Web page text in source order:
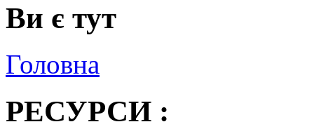
Ви є тут
Головна
РЕСУРСИ :